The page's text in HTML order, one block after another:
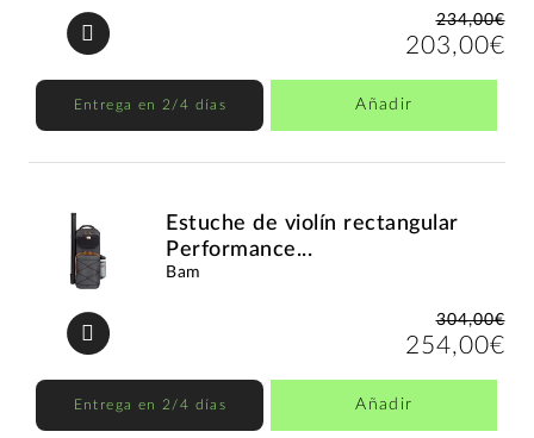
234,00€
203,00€
Entrega en 2/4 días Añadir
Estuche de violín rectangular
Performance...
Bam
304,00€
254,00€
Entrega en 2/4 días Añadir